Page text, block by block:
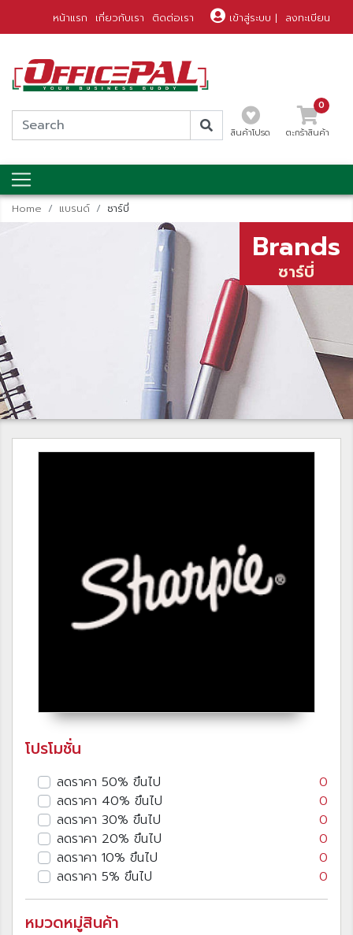
เข้าสู่ระบบ | ลงทะเบียน
หน้าแรก เกี่ยวกับเรา ติดต่อเรา
สินค้าโปรด ตะกร้าสินค้า
0
Home แบรนด์ ซาร์บี่
Brands
ซาร์บี่
โปรโมชั่น
ลดราคา 50% ขึนไป
0
ลดราคา 40% ขึนไป
0
ลดราคา 30% ขึนไป
0
ลดราคา 20% ขึนไป
0
ลดราคา 10% ขึนไป
0
ลดราคา 5% ขึนไป
0
หมวดหมู่สินค้า